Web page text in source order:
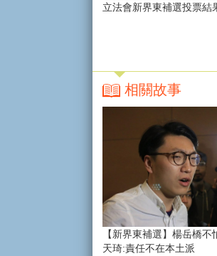
立法會新界東補選投票結
相關故事
【新界東補選】楊岳橋不
天琦:責任不在本土派